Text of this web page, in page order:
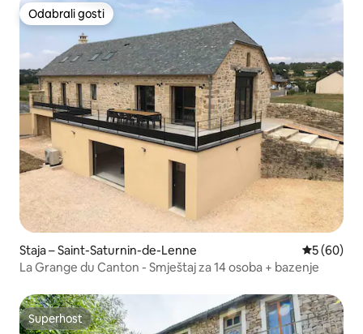
Odabrali gosti
Odabrali gosti
Staja – Saint-Saturnin-de-Lenne Prosječna
5 (60)
La Grange du Canton - Smještaj za 14 osoba + bazenje
Superhost
Superhost